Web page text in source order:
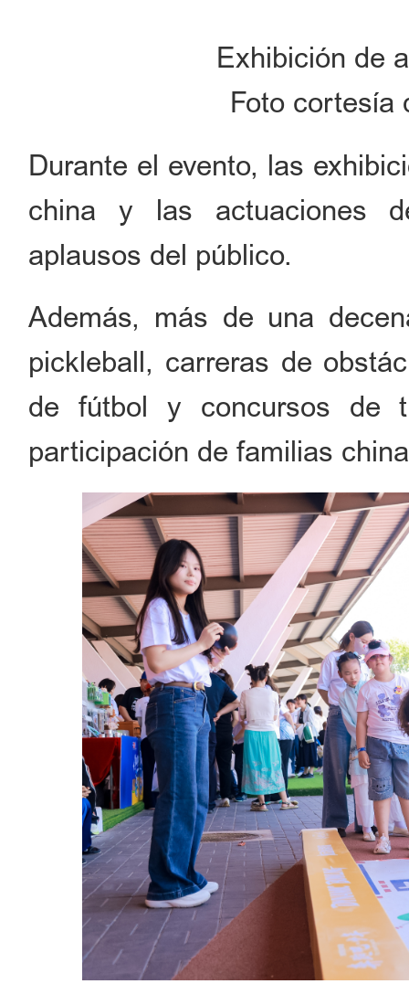
Exhibición de
Foto cortesía
Durante el evento, las
china y las actuaciones
aplausos del público.
Además, más de una
pickleball, carreras de
de fútbol y concursos de
participación de familias